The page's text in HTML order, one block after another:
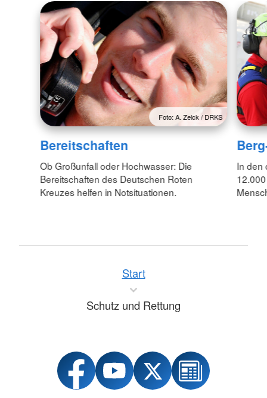
Foto: A. Zelck / DRKS
Bereitschaften
Ob Großunfall oder Hochwasser: Die
Bereitschaften des Deutschen Roten
Kreuzes helfen in Notsituationen.
In den
Start
Schutz und Rettung